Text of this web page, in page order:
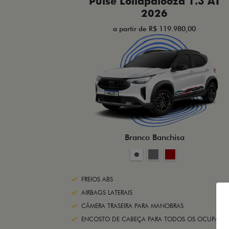
2026
a partir de R$ 119.980,00
Branco Banchisa
FREIOS ABS
AIRBAGS LATERAIS
CÂMERA TRASEIRA PARA MANOBRAS
ENCOSTO DE CABEÇA PARA TODOS OS OCUPANTES